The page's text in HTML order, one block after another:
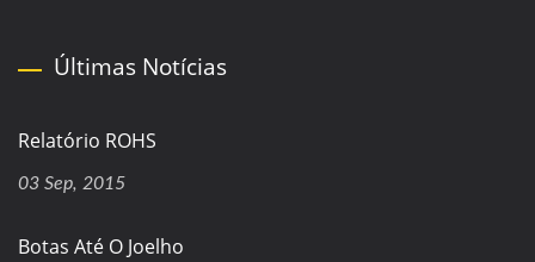
Últimas Notícias
Relatório ROHS
03 Sep, 2015
Botas Até O Joelho